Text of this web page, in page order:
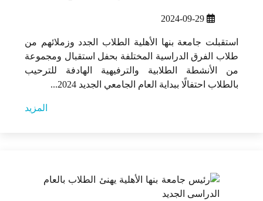
2024-09-29
استقبلت جامعة بنها الأهلية الطلاب الجدد وزملائهم من
طلاب الفرق الدراسية المختلفة بحفل استقبال ومجموعة
من الأنشطة الطلابية والترفيهية الهادفة للترحيب
بالطلاب احتفالًا ببداية العام الجامعي الجديد 2024...
المزيد